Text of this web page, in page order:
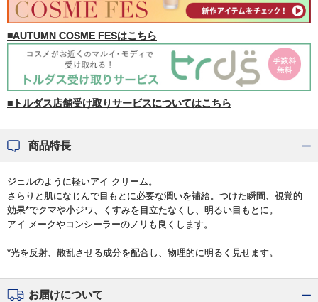
■AUTUMN COSME FESはこちら
■トルダス店舗受け取りサービスについてはこちら
商品特長
ジェルのように軽いアイ クリーム。
さらりと肌になじんで目もとに必要な潤いを補給。つけた瞬間、視覚的
効果*でクマや小ジワ、くすみを目立たなくし、明るい目もとに。
アイ メークやコンシーラーのノリも良くします。
*光を反射、散乱させる成分を配合し、物理的に明るく見せます。
お届けについて